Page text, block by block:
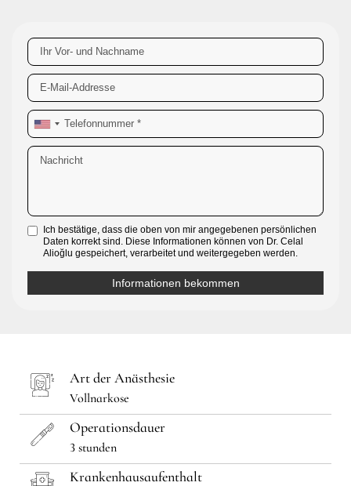
Ich bestätige, dass die oben von mir angegebenen persönlichen
Daten korrekt sind. Diese Informationen können von Dr. Celal
Alioğlu gespeichert, verarbeitet und weitergegeben werden.
Art der Anästhesie
Vollnarkose
Operationsdauer
3 stunden
Krankenhausaufenthalt